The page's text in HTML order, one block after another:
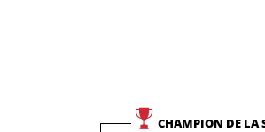
CHAMPION DE LA